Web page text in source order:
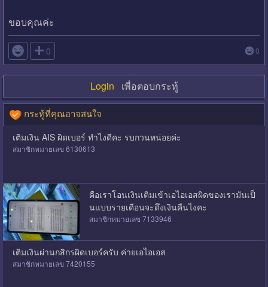
ขอบคุณค่ะ
 0 0
Login เพื่อตอบกระทู้
กระทู้ที่คุณอาจสนใจ
เติมเงิน AIS ผิดเบอร์ ทำไงดีคะ รบกวนหน่อยค่ะ
สมาชิกหมายเลข 6130613
คือเราโอนเงินเติมเข้าเอไอเอสผิดของเรามันเป็
นแบบรายเดือนจะดึงเงินคืนไงคะ
สมาชิกหมายเลข 7133946
เติมเงินผ่านกสิกรผิดเบอร์ครับ ค่ายเอไอเอส
สมาชิกหมายเลข 7420155